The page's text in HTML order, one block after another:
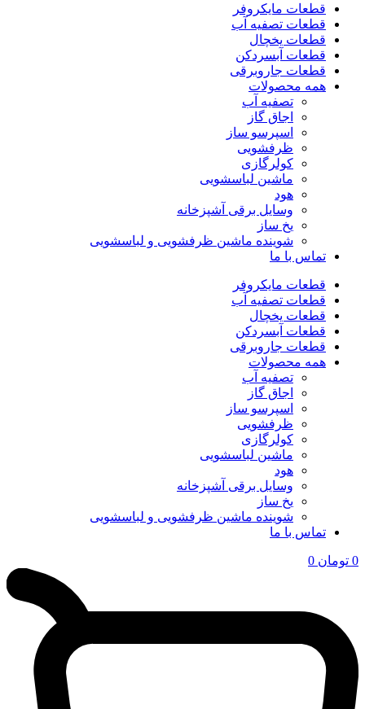
قطعات مایکروفر
قطعات تصفیه آب
قطعات یخچال
قطعات آبسردکن
قطعات جاروبرقی
همه محصولات
تصفیه آب
اجاق گاز
اسپرسو ساز
ظرفشویی
کولرگازی
ماشین لباسشویی
هود
وسایل برقی آشپزخانه
یخ ساز
شوینده ماشین ظرفشویی و لباسشویی
تماس با ما
قطعات مایکروفر
قطعات تصفیه آب
قطعات یخچال
قطعات آبسردکن
قطعات جاروبرقی
همه محصولات
تصفیه آب
اجاق گاز
اسپرسو ساز
ظرفشویی
کولرگازی
ماشین لباسشویی
هود
وسایل برقی آشپزخانه
یخ ساز
شوینده ماشین ظرفشویی و لباسشویی
تماس با ما
0 تومان 0